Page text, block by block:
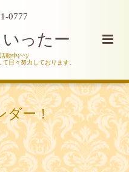
0777
ったー
動中(^^)/
日々努力しております。
ダー！